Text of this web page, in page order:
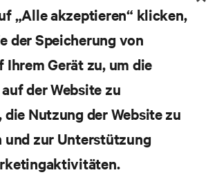
unseren Newsletter und erhalten
Technologietrends
Branche, mit aktuellen Diskussionen
Einblicken von Experten in das
und Infrastrukturmanagement.
„Alle akzeptieren“ klicken,
der Speicherung von
Ihrem Gerät zu, um die
der Website zu
die Nutzung der Website zu
und zur Unterstützung